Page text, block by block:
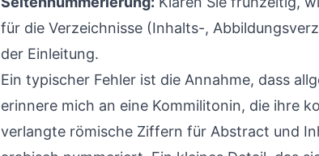
für die Verzeichnisse (Inhalts-,
der Einleitung.
Ein typischer Fehler ist die Annahme, dass
erinnere mich an eine Kommilitonin, die ihre
verlangte römische Ziffern für Abstract und